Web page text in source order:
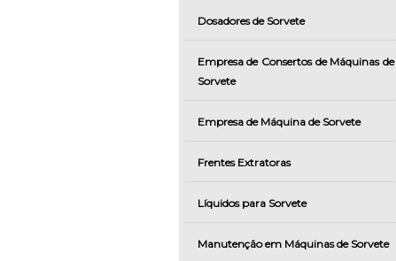
Dosadores de Sorvete
Empresa de Consertos de Máquinas de
Sorvete
Empresa de Máquina de Sorvete
Frentes Extratoras
Líquidos para Sorvete
Manutenção em Máquinas de Sorvete